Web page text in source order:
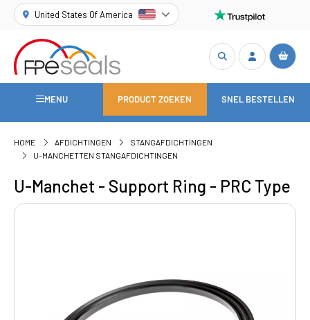
United States Of America
MENU PRODUCT ZOEKEN SNEL BESTELLEN
HOME AFDICHTINGEN
STANGAFDICHTINGEN
U-MANCHETTEN STANGAFDICHTINGEN
U-Manchet - Support Ring - PRC Type